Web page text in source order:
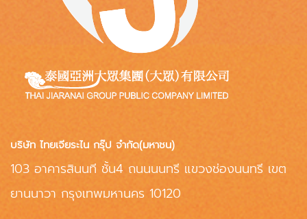
บริษัท ไทยเจียระไน กรุ๊ป จำกัด(มหาชน)
103 อาคารสินนที ชั้น4 ถนนนนทรี แขวงช่องนนทรี เขต
ยานนาวา กรุงเทพมหานคร 10120